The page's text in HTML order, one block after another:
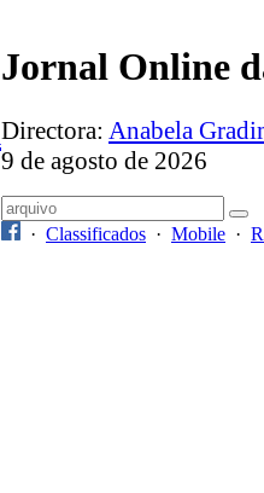
Jornal Online
Directora: Anabela
9 de agosto de 2026
· Classificados · Mobile ·